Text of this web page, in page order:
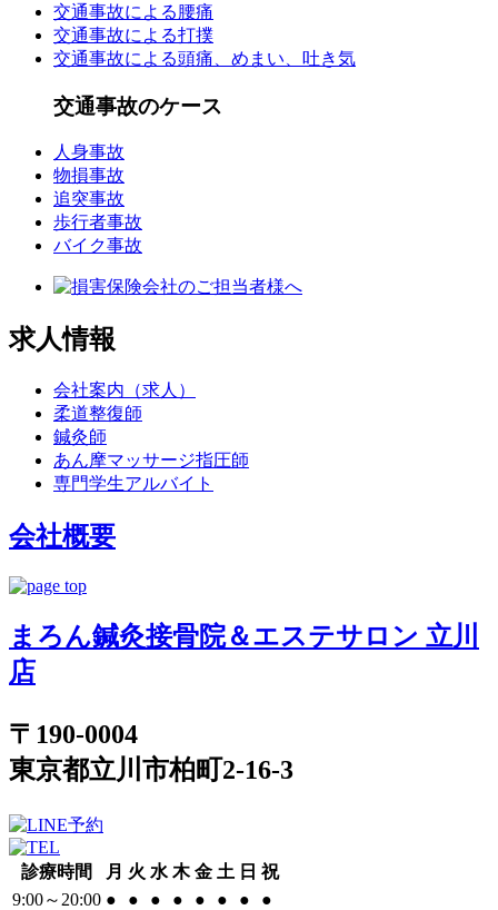
交通事故による腰痛
交通事故による打撲
交通事故による頭痛、めまい、吐き気
交通事故のケース
人身事故
物損事故
追突事故
歩行者事故
バイク事故
求人情報
会社案内（求人）
柔道整復師
鍼灸師
あん摩マッサージ指圧師
専門学生アルバイト
会社概要
まろん鍼灸接骨院＆エステサロン 立川
店
〒190-0004
東京都立川市柏町2-16-3
診療時間 月 火 水 木 金 土 日 祝
9:00～20:00 ● ● ● ● ● ● ● ●